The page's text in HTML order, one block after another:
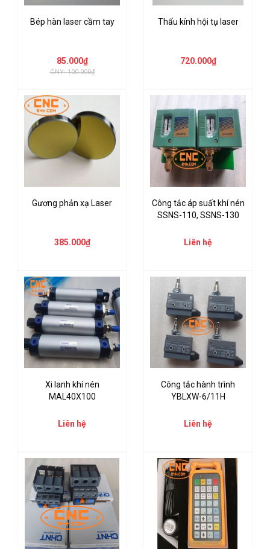
Bép hàn laser cầm tay
85.000₫
GNY: 100.000₫
Thấu kính hội tụ laser
720.000₫
Gương phản xạ Laser
385.000₫
Công tắc áp suất khí nén
SSNS-110, SSNS-130
Liên hệ
Xi lanh khí nén
MAL40X100
Liên hệ
Công tắc hành trình
YBLXW-6/11H
Liên hệ